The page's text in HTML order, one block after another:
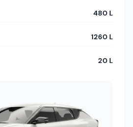
480 L
1260 L
20 L